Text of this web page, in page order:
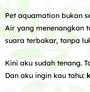
Pet aquamation bukan
Air yang menenangkan
suara terbakar, tanpa
Kini aku sudah tenang.
Dan aku ingin kau tahu: